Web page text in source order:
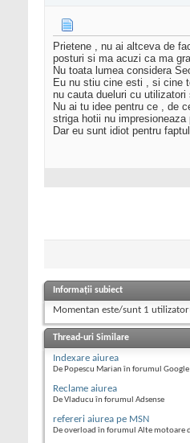
Prietene , nu ai altceva de
posturi si ma acuzi ca ma
Nu toata lumea considera
Eu nu stiu cine esti , si cine
nu cauta dueluri cu
Nu ai tu idee pentru ce , de
striga hotii nu
Dar eu sunt idiot pentru
Informații subiect
Momentan este/sunt 1
Thread-uri Similare
Indexare aiurea
De Popescu Marian în forumul Google
Reclame aiurea
De Vladucu în forumul Adsense
refereri aiurea pe MSN
De overload în forumul Alte motoare